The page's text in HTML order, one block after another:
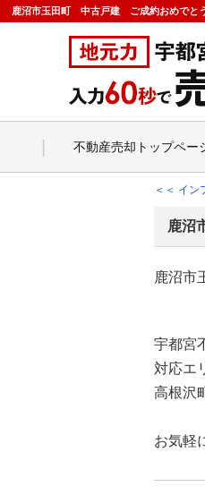
鹿沼市玉田町 中古戸建 ご成約おめでと
不動産売却トップペー
＜＜ イン
鹿沼
鹿沼市
宇都宮
対応エ
高根沢
お気軽